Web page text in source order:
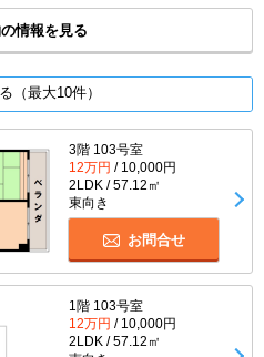
情報を見る
（最大10件）
3階 103号室
12万円 / 10,000円
2LDK / 57.12㎡
東向き
お問合せ
1階 103号室
12万円 / 10,000円
2LDK / 57.12㎡